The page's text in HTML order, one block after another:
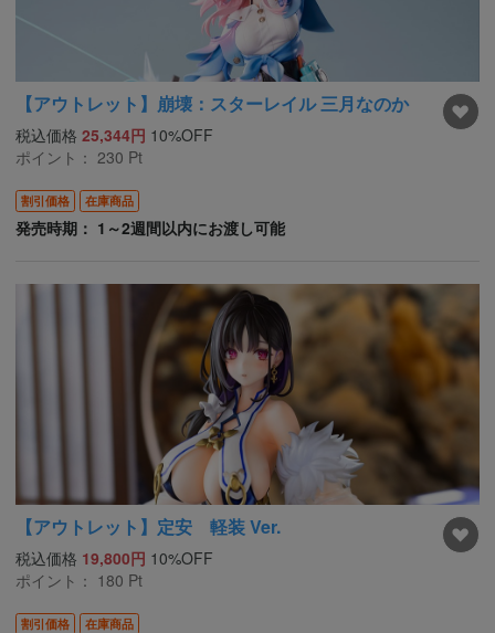
【アウトレット】崩壊：スターレイル 三月なのか
税込価格 25,344円 10%OFF
ポイント： 230 Pt
割引価格 在庫商品
発売時期： 1～2週間以内にお渡し可能
【アウトレット】定安 軽装 Ver.
税込価格 19,800円 10%OFF
ポイント： 180 Pt
割引価格 在庫商品